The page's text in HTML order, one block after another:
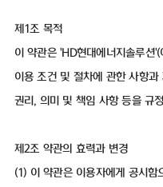
제1조 목적
이 약관은 'HD현대에너지솔루션
이용 조건 및 절차에 관한 사항
권리, 의미 및 책임 사항 등을 규
제2조 약관의 효력과 변경
(1) 이 약관은 이용자에게 공시함